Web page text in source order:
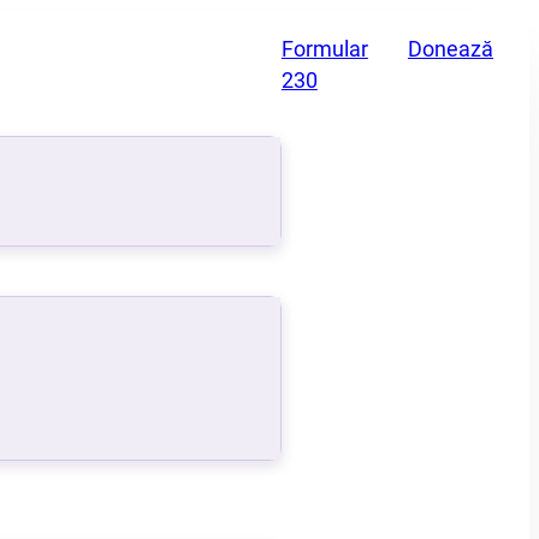
Formular
230
Donează